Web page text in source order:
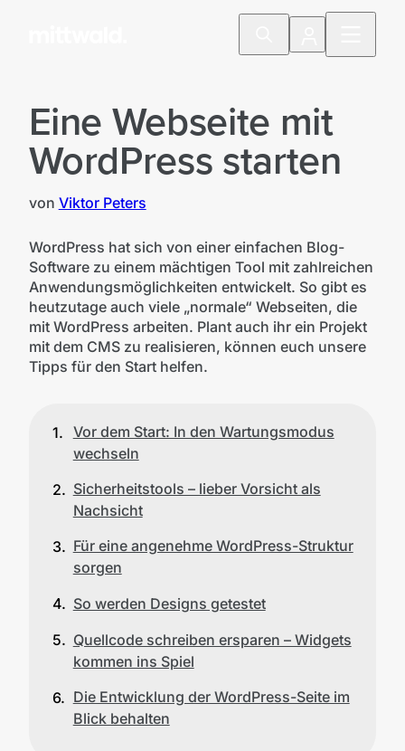
Eine Webseite mit
WordPress starten
von Viktor Peters
WordPress hat sich von einer einfachen Blog-
Software zu einem mächtigen Tool mit zahlreichen
Anwendungsmöglichkeiten entwickelt. So gibt es
heutzutage auch viele „normale“ Webseiten, die
mit WordPress arbeiten. Plant auch ihr ein Projekt
mit dem CMS zu realisieren, können euch unsere
Tipps für den Start helfen.
Vor dem Start: In den Wartungsmodus
wechseln
Sicherheitstools – lieber Vorsicht als
Nachsicht
Für eine angenehme WordPress-Struktur
sorgen
So werden Designs getestet
Quellcode schreiben ersparen – Widgets
kommen ins Spiel
Die Entwicklung der WordPress-Seite im
Blick behalten